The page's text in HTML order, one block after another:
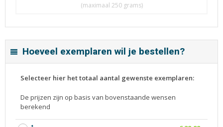
(maximaal 250 grams)
Hoeveel exemplaren wil je bestellen?
Selecteer hier het totaal aantal gewenste exemplaren:
De prijzen zijn op basis van bovenstaande wensen
berekend